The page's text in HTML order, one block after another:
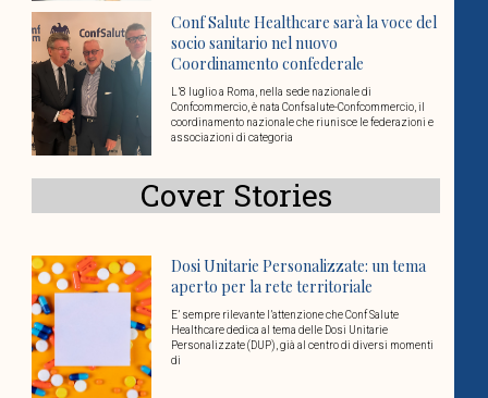
Conf Salute Healthcare sarà la voce del
socio sanitario nel nuovo
Coordinamento confederale
L’8 luglio a Roma, nella sede nazionale di
Confcommercio, è nata Confsalute-Confcommercio, il
coordinamento nazionale che riunisce le federazioni e
associazioni di categoria
Cover Stories
Dosi Unitarie Personalizzate: un tema
aperto per la rete territoriale
E’ sempre rilevante l’attenzione che Conf Salute
Healthcare dedica al tema delle Dosi Unitarie
Personalizzate (DUP), già al centro di diversi momenti
di